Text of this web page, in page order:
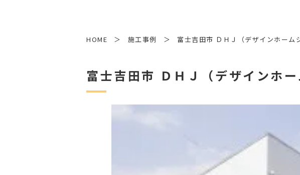
HOME 施工事例 富士吉田市 ＤＨＪ（デザインホーム
富士吉田市 ＤＨＪ（デザインホ